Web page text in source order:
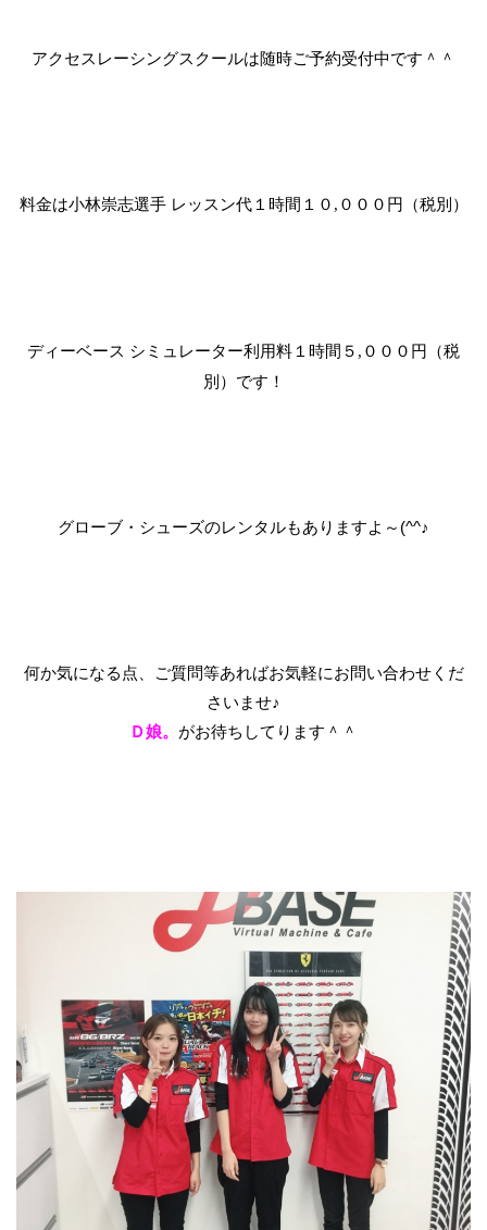
アクセスレーシングスクールは随時ご予約受付中です＾＾
料金は小林崇志選手 レッスン代１時間１０ , ０００円（税別）
ディーベース シミュレーター利用料１時間５ , ０００円（税
別）です！
グローブ・シューズのレンタルもありますよ～(^^♪
何か気になる点、ご質問等あればお気軽にお問い合わせくだ
さいませ♪
Ｄ娘。 がお待ちしてります＾＾